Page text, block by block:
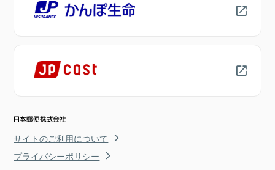
サイトのご利用について
プライバシーポリシー